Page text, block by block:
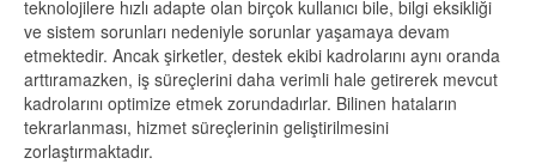
teknolojilere hızlı adapte olan birçok kullanıcı bile, bilgi eksikliği
ve sistem sorunları nedeniyle sorunlar yaşamaya devam
etmektedir. Ancak şirketler, destek ekibi kadrolarını aynı oranda
arttıramazken, iş süreçlerini daha verimli hale getirerek mevcut
kadrolarını optimize etmek zorundadırlar. Bilinen hataların
tekrarlanması, hizmet süreçlerinin geliştirilmesini
zorlaştırmaktadır.